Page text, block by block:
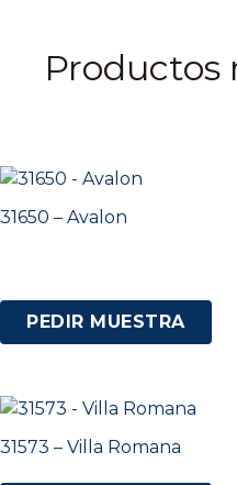
Productos
31650 – Avalon
PEDIR MUESTRA
31573 – Villa Romana